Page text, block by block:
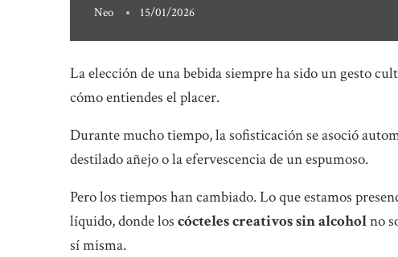
Neo 15/01/2026
La elección de una bebida siempre ha sido un gesto
cómo entiendes el placer.
Durante mucho tiempo, la sofisticación se asoció
destilado añejo o la efervescencia de un espumoso.
Pero los tiempos han cambiado. Lo que estamos
líquido, donde los cócteles creativos sin alcoholno
sí misma.